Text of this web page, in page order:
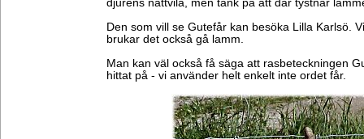
djurens nattvila, men tänk på att där tystnar
Den som vill se Gutefår kan besöka Lilla Karlsö.
brukar det också gå lamm.
Man kan väl också få säga att rasbeteckningen
hittat på - vi använder helt enkelt inte ordet får.